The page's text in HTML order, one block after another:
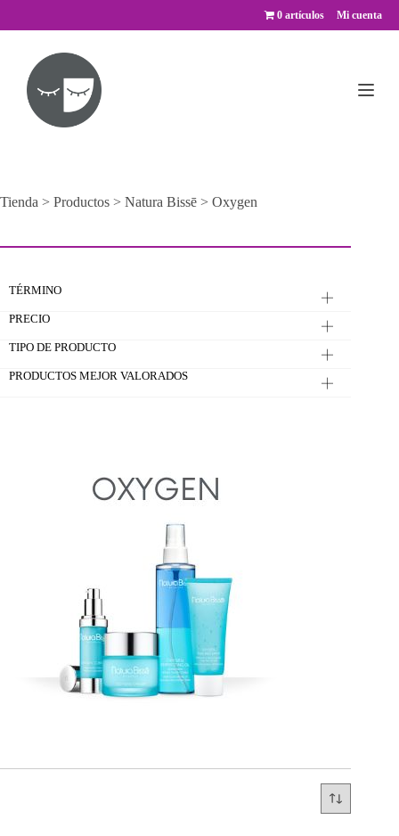
Mi cuenta
0 artículos
Tienda > Productos > Natura Bissē > Oxygen
TÉRMINO
PRECIO
TIPO DE PRODUCTO
PRODUCTOS MEJOR VALORADOS